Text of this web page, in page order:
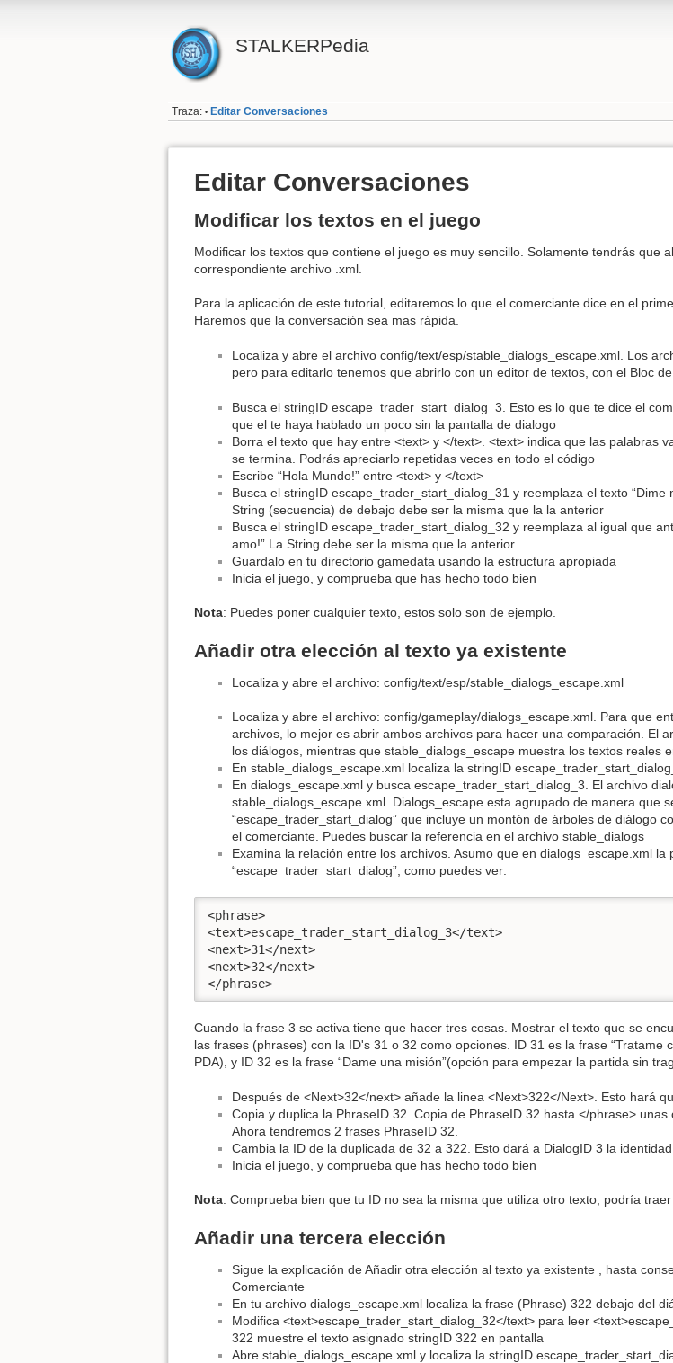
STALKERPedia
Traza: • Editar Conversaciones
Editar Conversaciones
Modificar los textos en el juego
Modificar los textos que contiene el juego es muy sencillo. Solamente tendrás que
correspondiente archivo .xml.
Para la aplicación de este tutorial, editaremos lo que el comerciante dice en el
Haremos que la conversación sea mas rápida.
Localiza y abre el archivo config/text/esp/stable_dialogs_escape.xml. Los
pero para editarlo tenemos que abrirlo con un editor de textos, con el Bloc
Busca el stringID escape_trader_start_dialog_3. Esto es lo que te dice el
que el te haya hablado un poco sin la pantalla de dialogo
Borra el texto que hay entre <text> y </text>. <text> indica que las palabras
se termina. Podrás apreciarlo repetidas veces en todo el código
Escribe “Hola Mundo!” entre <text> y </text>
Busca el stringID escape_trader_start_dialog_31 y reemplaza el texto
String (secuencia) de debajo debe ser la misma que la la anterior
Busca el stringID escape_trader_start_dialog_32 y reemplaza al igual que
amo!” La String debe ser la misma que la anterior
Guardalo en tu directorio gamedata usando la estructura apropiada
Inicia el juego, y comprueba que has hecho todo bien
Nota: Puedes poner cualquier texto, estos solo son de ejemplo.
Añadir otra elección al texto ya existente
Localiza y abre el archivo: config/text/esp/stable_dialogs_escape.xml
Localiza y abre el archivo: config/gameplay/dialogs_escape.xml. Para que
archivos, lo mejor es abrir ambos archivos para hacer una comparación. El
los diálogos, mientras que stable_dialogs_escape muestra los textos reales
En stable_dialogs_escape.xml localiza la stringID
En dialogs_escape.xml y busca escape_trader_start_dialog_3. El archivo
stable_dialogs_escape.xml. Dialogs_escape esta agrupado de manera que
“escape_trader_start_dialog” que incluye un montón de árboles de diálogo
el comerciante. Puedes buscar la referencia en el archivo stable_dialogs
Examina la relación entre los archivos. Asumo que en dialogs_escape.xml
“escape_trader_start_dialog”, como puedes ver:
<phrase>
<text>escape_trader_start_dialog_3</text>
<next>31</next>
<next>32</next>
</phrase>
Cuando la frase 3 se activa tiene que hacer tres cosas. Mostrar el texto que se
las frases (phrases) con la ID's 31 o 32 como opciones. ID 31 es la frase
PDA), y ID 32 es la frase “Dame una misión”(opción para empezar la partida sin
Después de <Next>32</next> añade la linea <Next>322</Next>. Esto hará
Copia y duplica la PhraseID 32. Copia de PhraseID 32 hasta </phrase>
Ahora tendremos 2 frases PhraseID 32.
Cambia la ID de la duplicada de 32 a 322. Esto dará a DialogID 3 la
Inicia el juego, y comprueba que has hecho todo bien
Nota: Comprueba bien que tu ID no sea la misma que utiliza otro texto, podría
Añadir una tercera elección
Sigue la explicación de Añadir otra elección al texto ya existente , hasta
Comerciante
En tu archivo dialogs_escape.xml localiza la frase (Phrase) 322 debajo del
Modifica <text>escape_trader_start_dialog_32</text> para leer
322 muestre el texto asignado stringID 322 en pantalla
Abre stable_dialogs_escape.xml y localiza la stringID